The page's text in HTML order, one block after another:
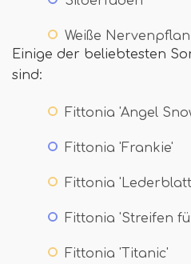
Weiße
Einige der beliebtesten
sind:
Fittonia 'Angel
Fittonia 'Frankie'
Fittonia
Fittonia 'Streifen
Fittonia 'Titanic'